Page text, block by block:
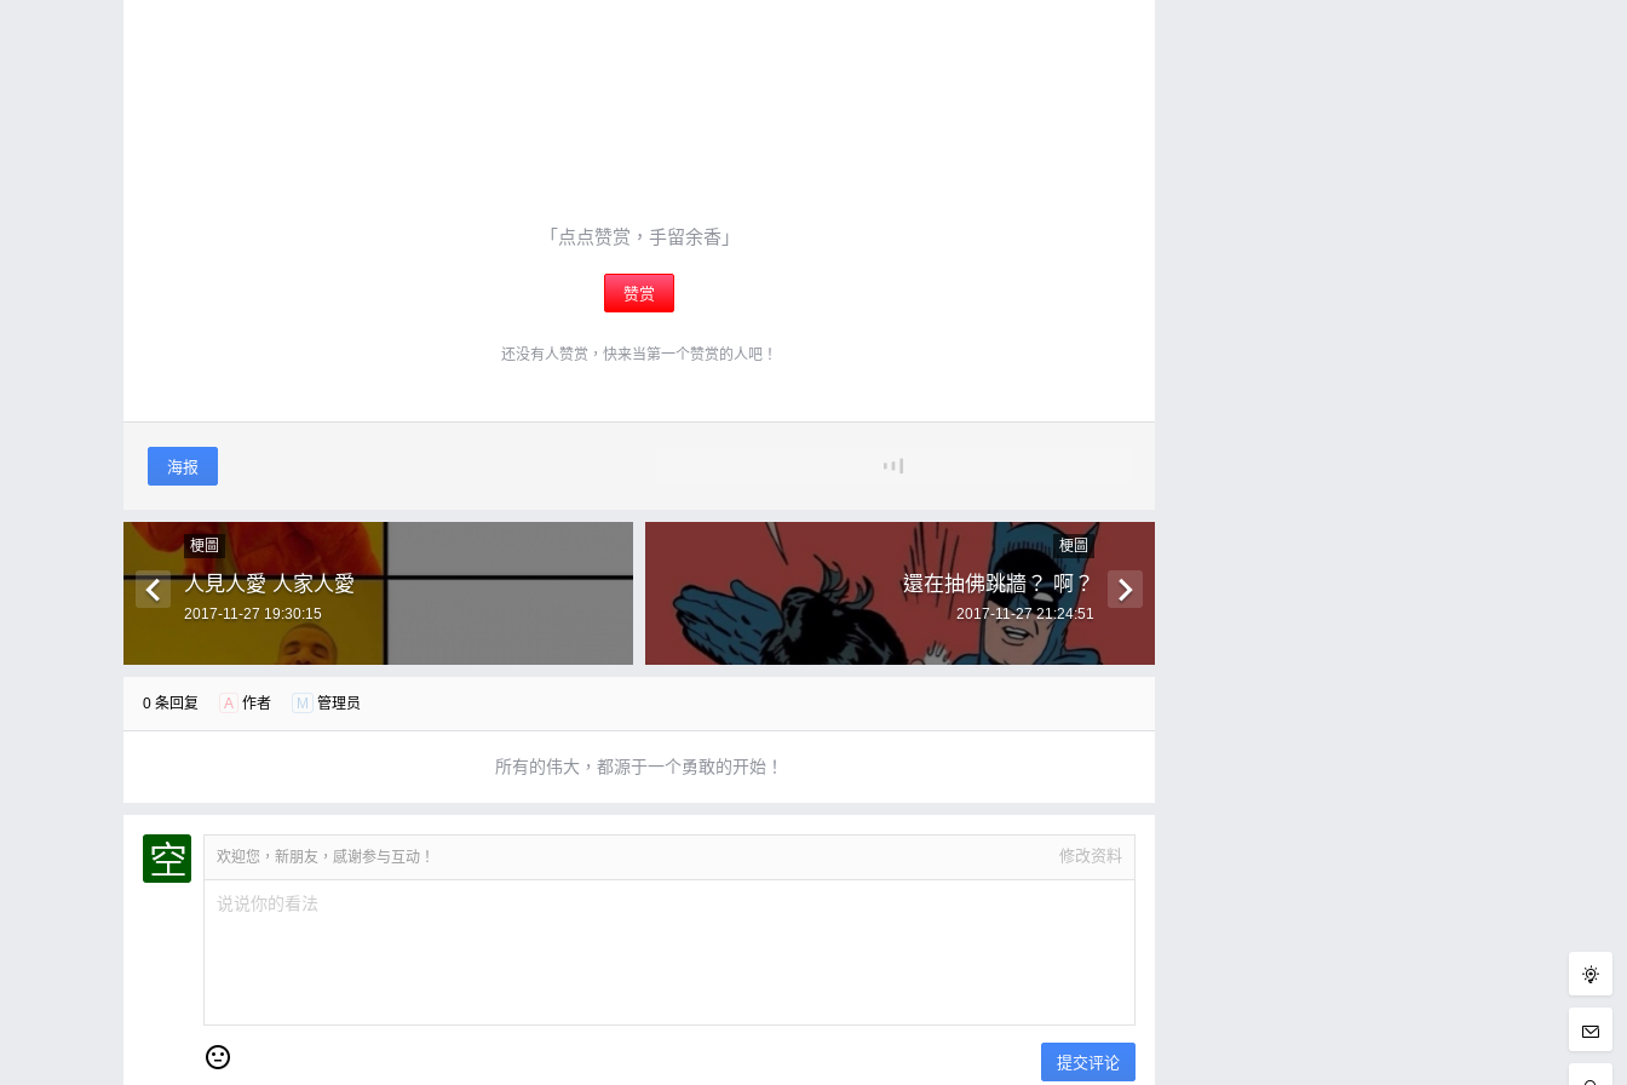
「点点赞赏，手留余香」
赞赏
还没有人赞赏，快来当第一个赞赏的人吧！
海报
梗圖
人見人愛 人家人愛
2017-11-27 19:30:15
梗圖
還在抽佛跳牆？ 啊？
2017-11-27 21:24:51
0 条回复 A 作者 M 管理员
所有的伟大，都源于一个勇敢的开始！
欢迎您，新朋友，感谢参与互动！ 修改资料
提交评论